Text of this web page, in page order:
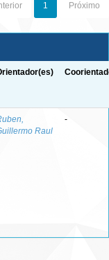
1 Próximo
Raul
-